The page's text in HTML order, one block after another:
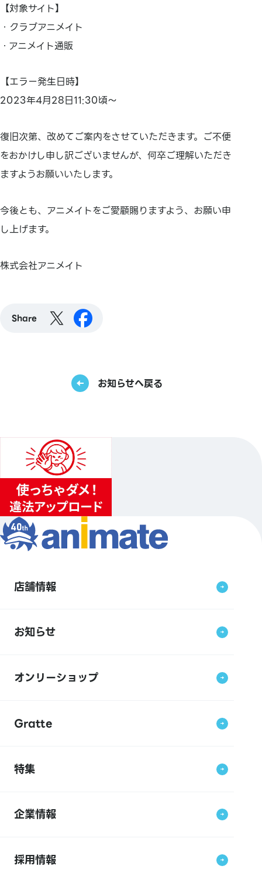
【対象サイト】
・クラブアニメイト
・アニメイト通販
【エラー発生日時】
2023年4月28日11:30頃～
復旧次第、改めてご案内をさせていただきます。ご不便
をおかけし申し訳ございませんが、何卒ご理解いただき
ますようお願いいたします。
今後とも、アニメイトをご愛顧賜りますよう、お願い申
し上げます。
株式会社アニメイト
Share
お知らせへ戻る
店舗情報
お知らせ
オンリーショップ
Gratte
特集
企業情報
採用情報